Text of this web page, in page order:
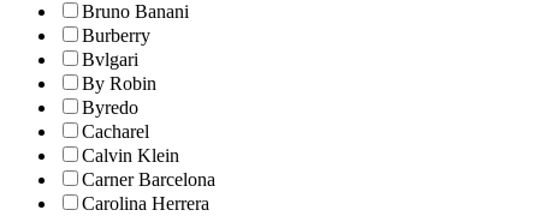
Bruno Banani
Burberry
Bvlgari
By Robin
Byredo
Cacharel
Calvin Klein
Carner Barcelona
Carolina Herrera